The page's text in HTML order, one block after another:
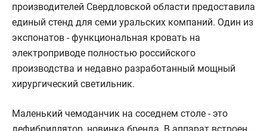
производителей Свердловской области предоставила
единый стенд для семи уральских компаний. Один из
экспонатов - функциональная кровать на
электроприводе полностью российского
производства и недавно разработанный мощный
хирургический светильник.
Маленький чемоданчик на соседнем столе - это